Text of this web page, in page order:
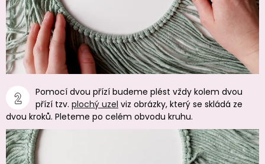
Pomocí dvou přízí budeme plést vždy kolem dvou
přízí tzv. plochý uzel viz obrázky, který se skládá ze
dvou kroků. Pleteme po celém obvodu kruhu.